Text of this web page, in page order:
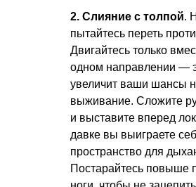
2. Слияние с толпой.
пытайтесь переть
Двигайтесь только
одном направлении —
увеличит ваши шансы
выживание. Сложите
и выставите вперед
давке вы выиграете
пространство для
Постарайтесь повыше